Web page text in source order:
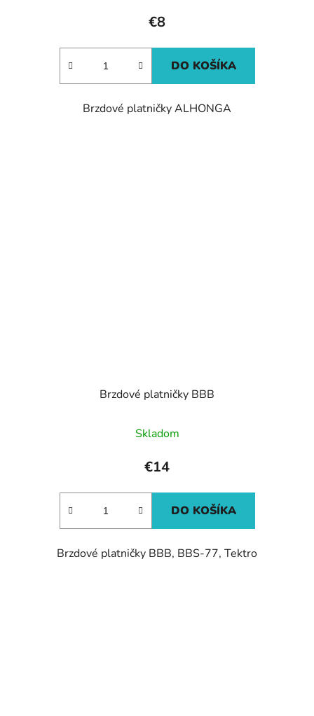
€8
DO KOŠÍKA
Brzdové platničky ALHONGA
Brzdové platničky BBB
Skladom
€14
DO KOŠÍKA
Brzdové platničky BBB, BBS-77, Tektro